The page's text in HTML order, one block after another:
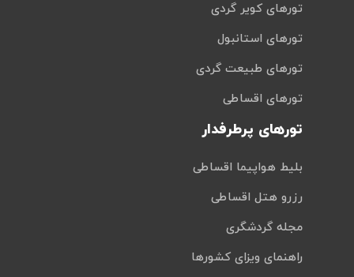
تورهای کویر گردی
تورهای استانبول
تورهای طبیعت گردی
تورهای اقساطی
تورهای پرطرفدار
بلیط هواپیما اقساطی
رزرو هتل اقساطی
مجله گردشگری
راهنمای ویزای کشورها